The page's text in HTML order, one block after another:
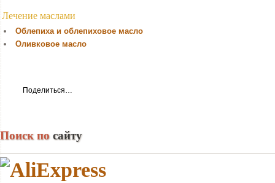
Лечение маслами
Облепиха и облепиховое масло
Оливковое масло
Поделиться…
Поиск по сайту